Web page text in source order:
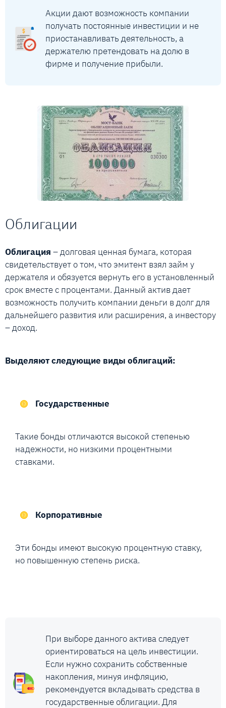
Акции дают возможность компании
получать постоянные инвестиции и не
приостанавливать деятельность, а
держателю претендовать на долю в
фирме и получение прибыли.
Облигации
Облигация – долговая ценная бумага, которая
свидетельствует о том, что эмитент взял займ у
держателя и обязуется вернуть его в установленный
срок вместе с процентами. Данный актив дает
возможность получить компании деньги в долг для
дальнейшего развития или расширения, а инвестору
– доход.
Выделяют следующие виды облигаций:
Государственные
Такие бонды отличаются высокой степенью
надежности, но низкими процентными
ставками.
Корпоративные
Эти бонды имеют высокую процентную ставку,
но повышенную степень риска.
При выборе данного актива следует
ориентироваться на цель инвестиции.
Если нужно сохранить собственные
накопления, минуя инфляцию,
рекомендуется вкладывать средства в
государственные облигации. Для